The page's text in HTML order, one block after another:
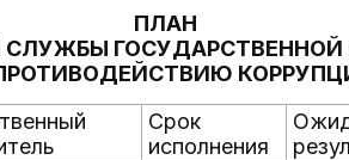
ПЛАН
СЛУЖБЫ ГОСУДАРСТВЕННОЙ
Срок
исполнения